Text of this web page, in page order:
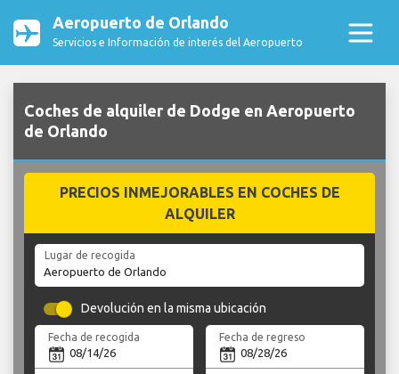
Aeropuerto de Orlando
Servicios e Información de interés del Aeropuerto
Coches de alquiler de Dodge en Aeropuerto
de Orlando
PRECIOS INMEJORABLES EN COCHES DE
ALQUILER
Lugar de recogida
Devolución en la misma ubicación
Fecha de recogida Fecha de regreso